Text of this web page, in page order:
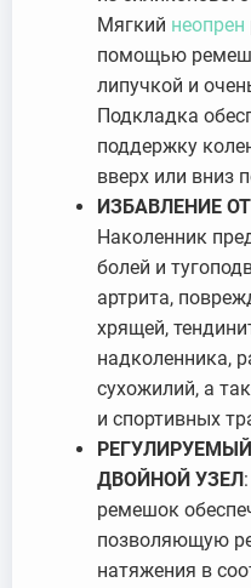
Мягкий неопрен
помощью
липучкой и
Подкладка
поддержку
вверх или вниз
ИЗБАВЛЕНИЕ
Наколенник
болей и
артрита,
хрящей,
надколенника,
сухожилий, а
и спортивных
ДВОЙНОЙ УЗЕЛ
ремешок
позволяющую
натяжения в